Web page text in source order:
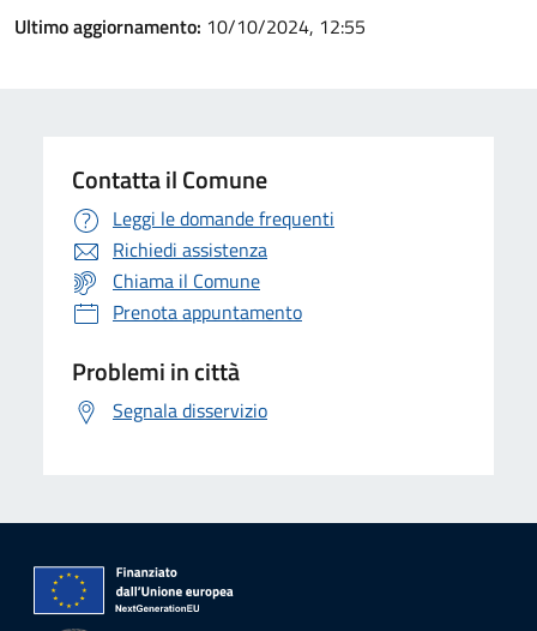
Ultimo aggiornamento: 10/10/2024, 12:55
Contatta il Comune
Leggi le domande frequenti
Richiedi assistenza
Chiama il Comune
Prenota appuntamento
Problemi in città
Segnala disservizio